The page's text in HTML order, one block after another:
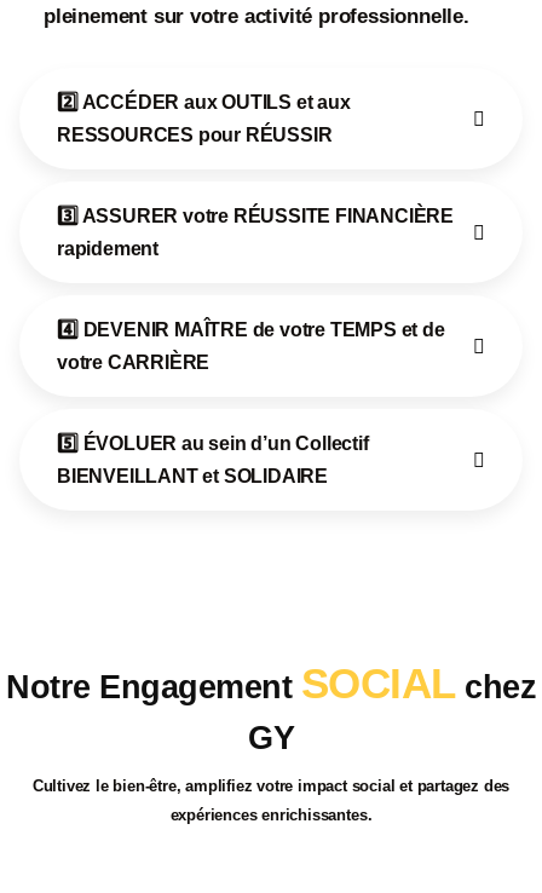
pleinement sur votre activité professionnelle.
2️⃣ ACCÉDER aux OUTILS et aux
RESSOURCES pour RÉUSSIR​
3️⃣ ASSURER votre RÉUSSITE FINANCIÈRE
rapidement
4️⃣ DEVENIR MAÎTRE de votre TEMPS et de
votre CARRIÈRE​
5️⃣ ÉVOLUER au sein d’un Collectif
BIENVEILLANT et SOLIDAIRE​
Notre Engagement SOCIALchez
GY
Cultivez le bien-être, amplifiez votre impact social et partagez des
expériences enrichissantes.